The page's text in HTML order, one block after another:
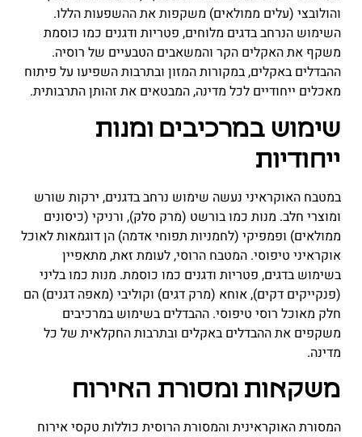
והולובצי (עלים ממולאים) משקפות את ההשפעות הללו.
השימוש הנרחב בדגים מלוחים, פטריות ודגנים כמו כוסמת
משקף את האקלים הקר והמשאבים הטבעיים של רוסיה.
ההבדלים באקלים, במקורות המזון ובתרבות השפיעו על פיתוח
מאכלים ייחודיים לכל מדינה, המבטאים את זהותן התרבותית.
שימוש במרכיבים ומנות
ייחודיות
במטבח האוקראיני נעשה שימוש נרחב בדגנים, ירקות שורש
ומוצרי חלב. מנות כמו בורשט (מרק סלק), ורניקי (כיסונים
ממולאים) ופמפיקי (לחמניות תפוחי אדמה) הן דוגמאות לאוכל
אוקראיני טיפוסי. המטבח הרוסי, לעומת זאת, מתאפיין
בשימוש בדגים, פטריות ודגנים כמו כוסמת. מנות כמו בליני
(פנקייקים דקים), אוחא (מרק דגים) וקוליבי (מאפה דגנים) הם
חלק מאוכל רוסי טיפוסי. ההבדלים בשימוש במרכיבים
משקפים את ההבדלים באקלים ובתרבות החקלאית של כל
מדינה.
משקאות ומסורת האירוח
המסורת האוקראינית והמסורת הרוסית כוללות טקסי אירוח